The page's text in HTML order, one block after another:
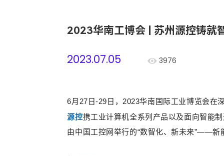
2023华南工博会 | 苏州源控铸就
2023.07.05 3976
6月27日-29日，2023华南国际工业博览会在
源控携工业计算机全系列产品以及面向智能
由中国工控网举行的“数智化、新未来”——新